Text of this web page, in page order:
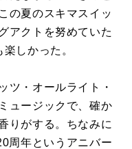
の夏のスキマスイッ
アクトを努めていた
しかった。
ツ・オールライト・
ュージックで、確か
りがする。ちなみに
周年というアニバー